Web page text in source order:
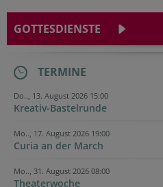
GOTTESDIENSTE
TERMINE
Do.., 13. August 2026 15:00
Kreativ-Bastelrunde
Mo.., 17. August 2026 19:00
Curia an der March
Mo.., 31. August 2026 08:00
Theaterwoche